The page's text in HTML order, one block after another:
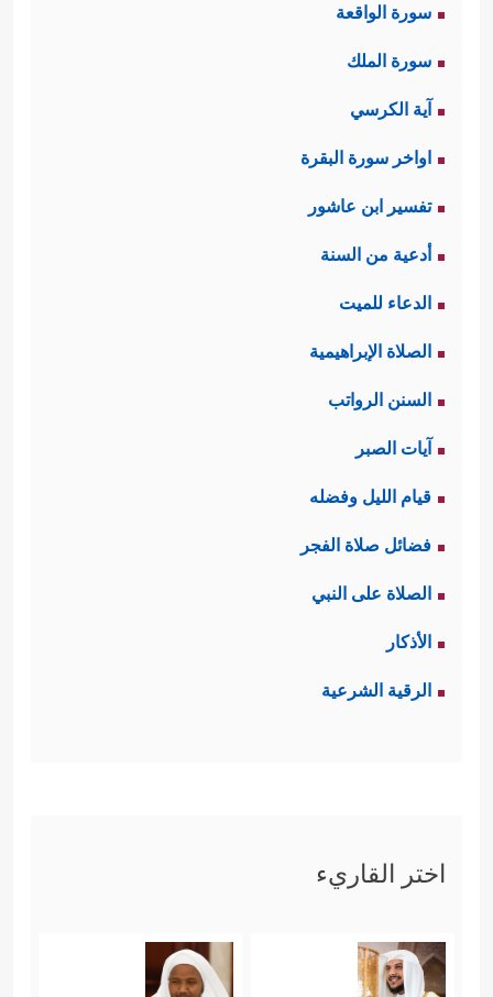
سورة الواقعة
سورة الملك
آية الكرسي
اواخر سورة البقرة
تفسير ابن عاشور
أدعية من السنة
الدعاء للميت
الصلاة الإبراهيمية
السنن الرواتب
آيات الصبر
قيام الليل وفضله
فضائل صلاة الفجر
الصلاة على النبي
الأذكار
الرقية الشرعية
اختر القاريء